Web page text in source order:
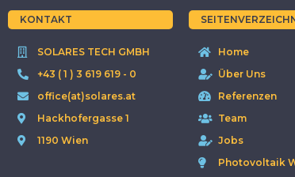
KONTAKT
SOLARES TECH GMBH
+43 ( 1 ) 3 619 619 - 0
office(at)solares.at
Hackhofergasse 1
1190 Wien
Home
Über Uns
Referenzen
Team
Jobs
Photovoltaik